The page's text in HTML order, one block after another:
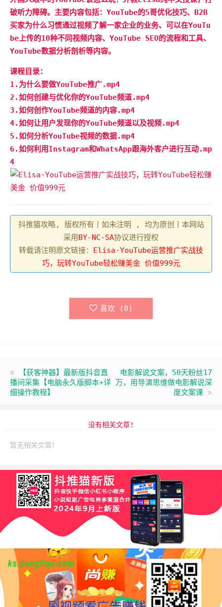
破听力障碍。主要内容包括：YouTube的5哥优化技巧、B2B
买家为什么习惯通过视频了解一家企业的业务、可以在YouTu
be上传的10种不同视频内容、YouTube SEO的流程和工具、
YouTube数据分析剖析等内容。
课程目录：
1.为什么要做YouTube推广.mp4
2.如何创建与优化你的YouTube频道.mp4
3.如何创作YouTube频道的内容.mp4
4.如何让用户发现你的YouTube频道以及视频.mp4
5.如何分析YouTube视频的数据.mp4
6.如何利用Instagram和WhatsApp跟海外客户进行互动.mp
4
抖推猫攻略, 版权所有丨如未注明 , 均为原创丨本网站
采用 BY-NC-SA协议进行授权
转载请注明原文链接：
Elisa·YouTube运营推广实战技
巧，玩转YouTube轻松赚美金 价值999元
喜欢 (0)
【获客神器】最新版抖音直
播间采集【电脑永久版脚本+详
细操作教程】
电影解说文案，50天粉丝17
万，用导演思维做电影解说深
度文案课
没有相关文章!
暂无相关文章！